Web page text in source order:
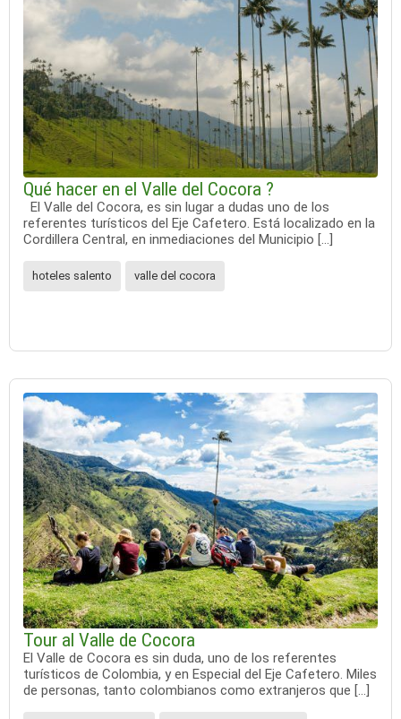
Qué hacer en el Valle del Cocora ?
El Valle del Cocora, es sin lugar a dudas uno de los
referentes turísticos del Eje Cafetero. Está localizado en la
Cordillera Central, en inmediaciones del Municipio […]
hoteles salento valle del cocora
Tour al Valle de Cocora
El Valle de Cocora es sin duda, uno de los referentes
turísticos de Colombia, y en Especial del Eje Cafetero. Miles
de personas, tanto colombianos como extranjeros que […]